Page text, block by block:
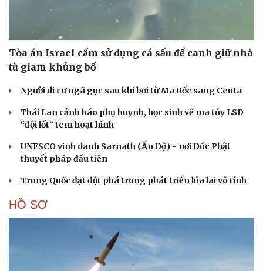
Tòa án Israel cấm sử dụng cá sấu để canh giữ nhà
tù giam khủng bố
Người di cư ngã gục sau khi bơi từ Ma Rốc sang Ceuta
Thái Lan cảnh báo phụ huynh, học sinh về ma túy LSD
“đội lốt” tem hoạt hình
UNESCO vinh danh Sarnath (Ấn Độ) - nơi Đức Phật
thuyết pháp đầu tiên
Trung Quốc đạt đột phá trong phát triển lúa lai vô tính
HỒ SƠ